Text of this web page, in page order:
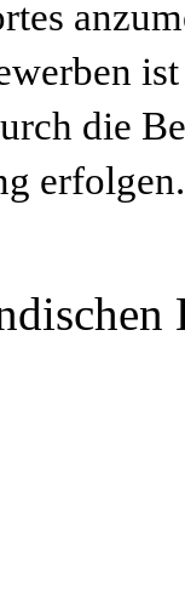
die
erfolgen.